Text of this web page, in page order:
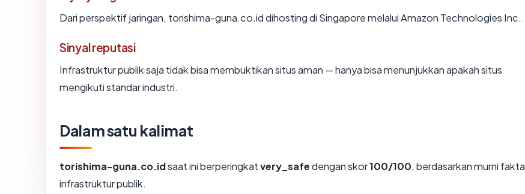
Dari perspektif jaringan, torishima-guna.co.id dihosting di Singapore melalui Amazon Technologies Inc..
Sinyal reputasi
Infrastruktur publik saja tidak bisa membuktikan situs aman — hanya bisa menunjukkan apakah situs
mengikuti standar industri.
Dalam satu kalimat
torishima-guna.co.idsaat ini berperingkatvery_safedengan skor100/100, berdasarkan murni fakta
infrastruktur publik.